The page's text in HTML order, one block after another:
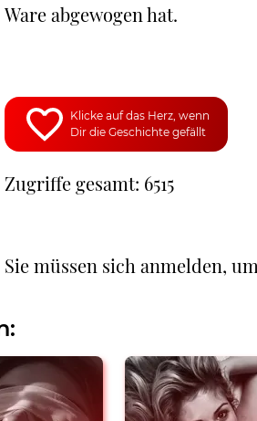
Ware abgewogen hat.
Klicke auf das Herz, wenn
Dir die Geschichte gefällt
Zugriffe gesamt: 6515
Sie müssen sich anmelden,